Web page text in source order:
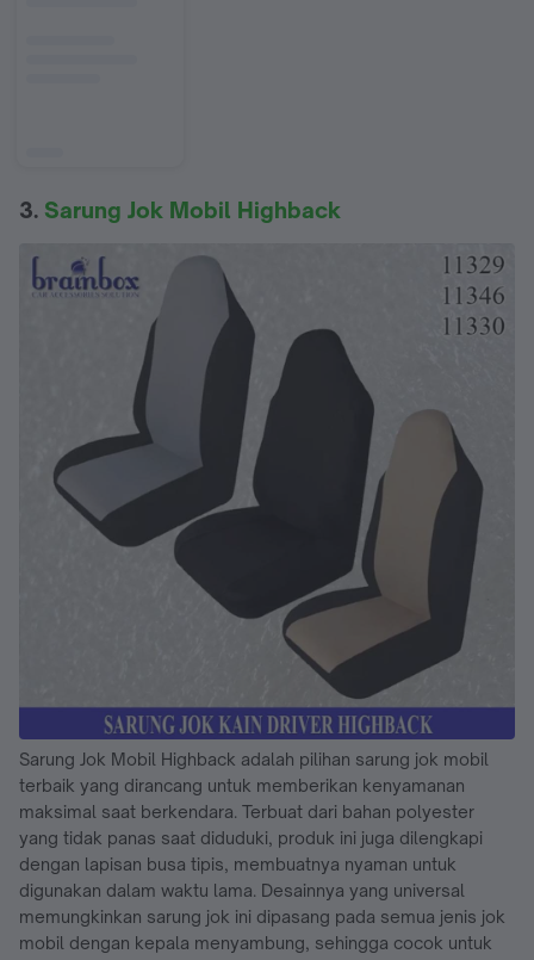
3. Sarung Jok Mobil Highback
Sarung Jok Mobil Highback adalah pilihan sarung jok mobil
terbaik yang dirancang untuk memberikan kenyamanan
maksimal saat berkendara. Terbuat dari bahan polyester
yang tidak panas saat diduduki, produk ini juga dilengkapi
dengan lapisan busa tipis, membuatnya nyaman untuk
digunakan dalam waktu lama. Desainnya yang universal
memungkinkan sarung jok ini dipasang pada semua jenis jok
mobil dengan kepala menyambung, sehingga cocok untuk